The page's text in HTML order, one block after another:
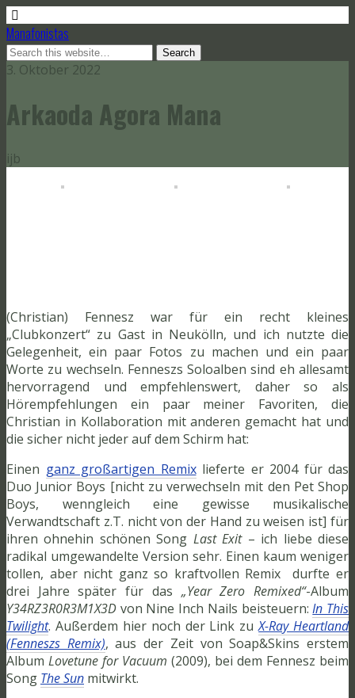
Manafonistas
3. Oktober 2022
Arkaoda Agora Mana
ijb
(Christian) Fennesz war für ein recht kleines
„Clubkonzert“ zu Gast in Neukölln, und ich nutzte die
Gelegenheit, ein paar Fotos zu machen und ein paar
Worte zu wechseln. Fenneszs Soloalben sind eh allesamt
hervorragend und empfehlenswert, daher so als
Hörempfehlungen ein paar meiner Favoriten, die
Christian in Kollaboration mit anderen gemacht hat und
die sicher nicht jeder auf dem Schirm hat:
Einen ganz großartigen Remixlieferte er 2004 für das
Duo Junior Boys [nicht zu verwechseln mit den Pet Shop
Boys, wenngleich eine gewisse musikalische
Verwandtschaft z.T. nicht von der Hand zu weisen ist] für
ihren ohnehin schönen Song Last Exit– ich liebe diese
radikal umgewandelte Version sehr. Einen kaum weniger
tollen, aber nicht ganz so kraftvollen Remix durfte er
drei Jahre später für das „Year Zero Remixed“-Album
Y34RZ3R0R3M1X3D von Nine Inch Nails beisteuern:In This
Twilight. Außerdem hier noch der Link zuX-Ray Heartland
(Fenneszs Remix), aus der Zeit von Soap&Skins erstem
Album Lovetune for Vacuum (2009), bei dem Fennesz beim
Song The Sun mitwirkt.